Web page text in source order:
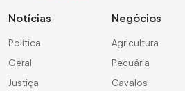
Notícias
Política
Geral
Justiça
Negócios
Agricultura
Pecuária
Cavalos